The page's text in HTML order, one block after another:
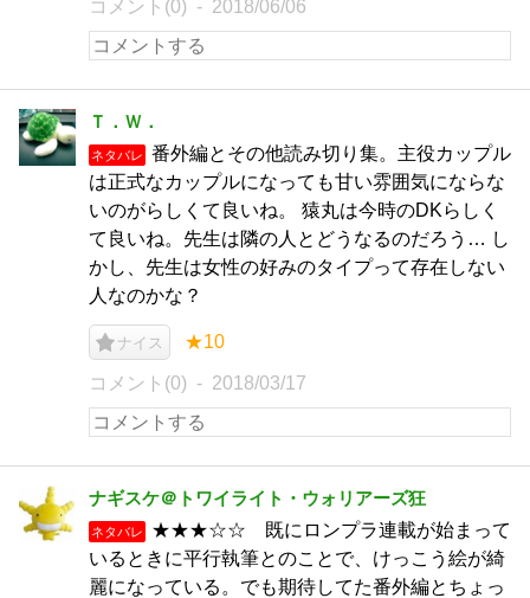
コメント(0) 2018/06/06
Ｔ．Ｗ．
ネタバレ
番外編とその他読み切り集。主役カップル
は正式なカップルになっても甘い雰囲気にならな
いのがらしくて良いね。 猿丸は今時のDKらしく
て良いね。先生は隣の人とどうなるのだろう… し
かし、先生は女性の好みのタイプって存在しない
人なのかな？
ナイス ★10
コメント(0) 2018/03/17
ナギスケ＠トワイライト・ウォリアーズ狂
ネタバレ
★★★☆☆ 既にロンプラ連載が始まって
いるときに平行執筆とのことで、けっこう絵が綺
麗になっている。でも期待してた番外編とちょっ